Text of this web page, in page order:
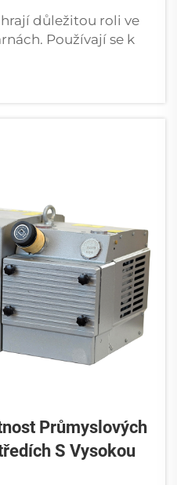
důležitou roli ve
Používají se k
materiálů a mnoha
a troskových
Bridge, specialista
Průmyslových
S Vysokou